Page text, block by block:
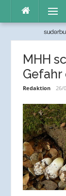
Inhalt
Menü
MHH
Redaktion 26/